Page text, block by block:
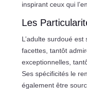
inspirant ceux qui
Les
L’adulte surdoué
facettes, tantôt
exceptionnelles,
Ses spécificités le
également être